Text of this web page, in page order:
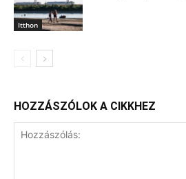
Itthon
HOZZÁSZÓLOK A CIKKHEZ